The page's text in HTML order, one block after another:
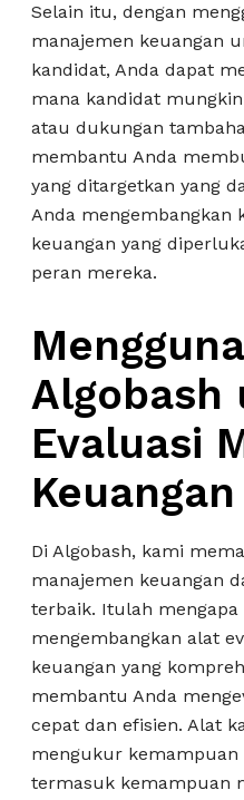
Selain itu, dengan
manajemen keuangan
kandidat, Anda dapat
mana kandidat
atau dukungan
membantu Anda
yang ditargetkan yang
Anda mengembangkan
keuangan yang
peran mereka.
Algobash
Evaluasi
Keuangan
Di Algobash, kami
manajemen keuangan
terbaik. Itulah mengapa
mengembangkan alat
keuangan yang
membantu Anda
cepat dan efisien. Alat
mengukur kemampuan
termasuk kemampuan